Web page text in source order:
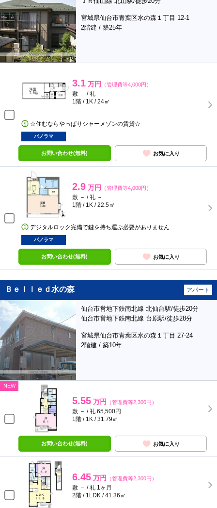
宮城県仙台市青葉区水の森１丁目 12-1
2階建 / 築25年
3.1 万円 （管理費等4,000円）
敷 － / 礼 －
1階 / 1K / 24㎡
☆住むならやっぱりシャーメゾンの賃貸☆
パノラマ
お問い合わせ(無料) お気に入り
2.9 万円 （管理費等4,000円）
敷 － / 礼 －
1階 / 1K / 22.5㎡
デジタルロック完備で鍵を持ち運ぶ必要がありません
パノラマ
お問い合わせ(無料) お気に入り
Ｂｅｌｌｅｄ水の森 アパート
仙台市営地下鉄南北線 北仙台駅/徒歩20分
仙台市営地下鉄南北線 台原駅/徒歩28分
宮城県仙台市青葉区水の森１丁目 27-24
2階建 / 築10年
NEW
5.55 万円 （管理費等2,300円）
敷 － / 礼 65,500円
1階 / 1K / 31.79㎡
お問い合わせ(無料) お気に入り
6.45 万円 （管理費等2,300円）
敷 － / 礼 1ヶ月
2階 / 1LDK / 41.36㎡